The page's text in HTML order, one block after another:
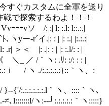
スタムに全軍を送り
で探索するわよ！！！
vソ /: :| l: :.l: l::.:.|
イ.|: : | |: :.| |:.:.:|
|: .|: : | |: :.l/: : |
/｀ヽ: .ﾘ: :/: : : |
./:.:.:.:.:}::｀ヽ、:
:.:.:.:.:.:.l｀ヽ、::::｀ヽ､
ヽ:--┘:.:.:.:.:｀ヽ:::::}